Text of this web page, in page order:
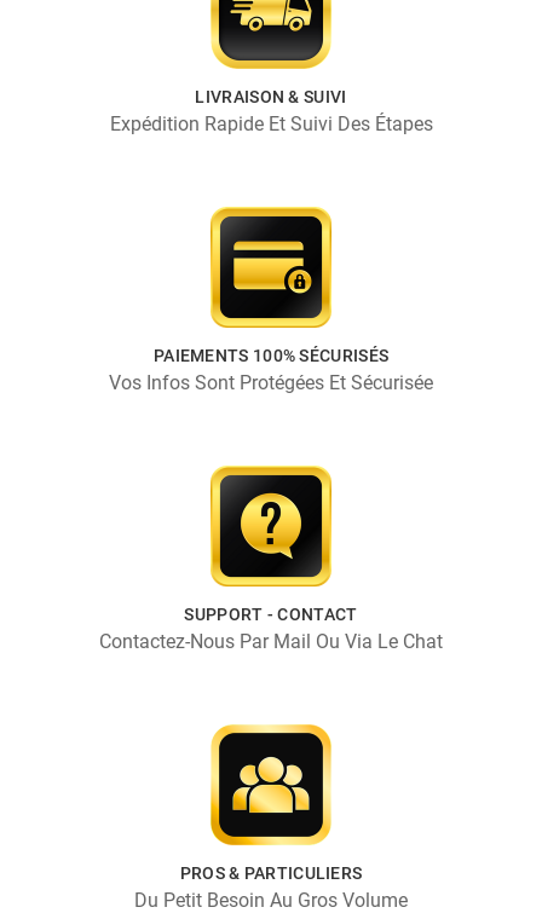
LIVRAISON & SUIVI
Expédition Rapide Et Suivi Des Étapes
PAIEMENTS 100% SÉCURISÉS
Vos Infos Sont Protégées Et Sécurisée
SUPPORT - CONTACT
Contactez-Nous Par Mail Ou Via Le Chat
PROS & PARTICULIERS
Du Petit Besoin Au Gros Volume